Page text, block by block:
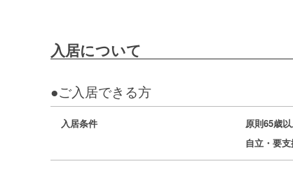
入居について
●ご入居できる方
入居条件
原則65歳
自立・要